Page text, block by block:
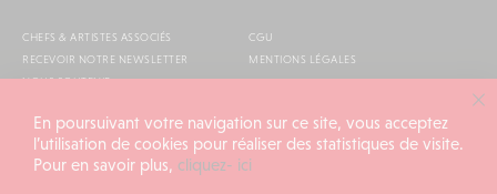
CHEFS & ARTISTES ASSOCIÉS
RECEVOIR NOTRE NEWSLETTER
NOUS SOUTENIR
CGU
MENTIONS LÉGALES
ALIMENTATION GÉNÉRALE © 2026
En poursuivant votre navigation sur ce site, vous acceptez
l’utilisation de cookies pour réaliser des statistiques de visite.
Pour en savoir plus, cliquez- ici